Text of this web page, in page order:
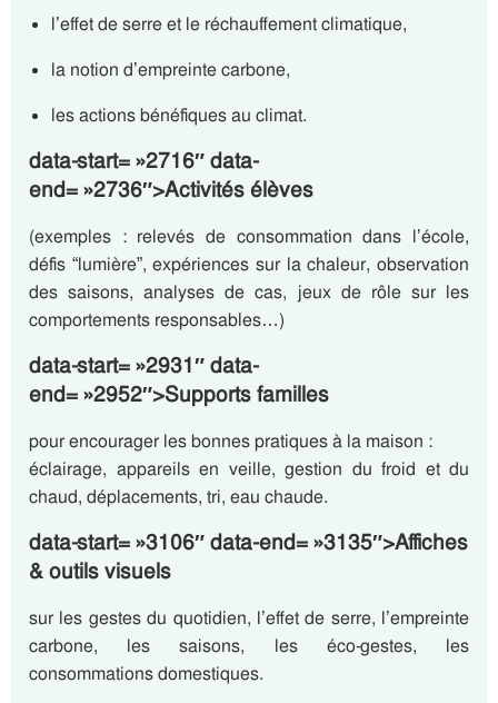
l’effet de serre et le réchauffement climatique,
la notion d’empreinte carbone,
les actions bénéfiques au climat.
data-start= »2716″ data-
end= »2736″>Activités élèves
(exemples : relevés de consommation dans l’école,
défis “lumière”, expériences sur la chaleur, observation
des saisons, analyses de cas, jeux de rôle sur les
comportements responsables…)
data-start= »2931″ data-
end= »2952″>Supports familles
pour encourager les bonnes pratiques à la maison :
éclairage, appareils en veille, gestion du froid et du
chaud, déplacements, tri, eau chaude.
data-start= »3106″ data-end= »3135″>Affiches
& outils visuels
sur les gestes du quotidien, l’effet de serre, l’empreinte
carbone, les saisons, les éco-gestes, les
consommations domestiques.